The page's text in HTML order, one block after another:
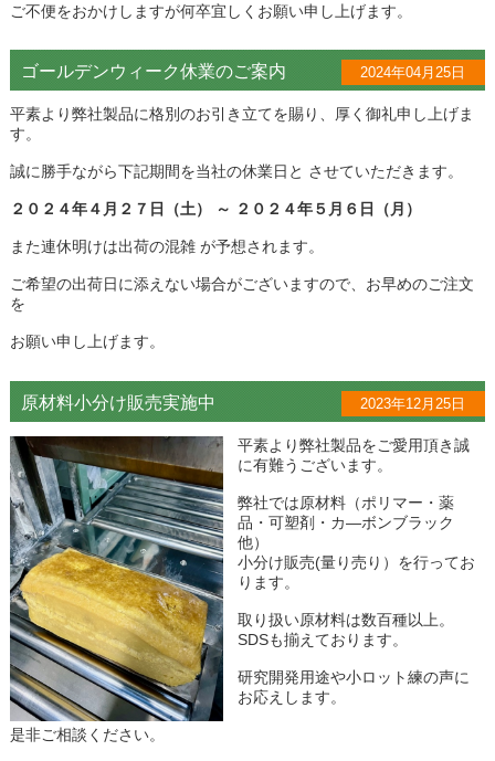
ご不便をおかけしますが何卒宜しくお願い申し上げます。
ゴールデンウィーク休業のご案内 2024年04月25日
平素より弊社製品に格別のお引き立てを賜り、厚く御礼申し上げま
す。
誠に勝手ながら下記期間を当社の休業日と させていただきます。
２０２４年４月２７日（土） ～ ２０２４年５月６日（月）
また連休明けは出荷の混雑 が予想されます。
ご希望の出荷日に添えない場合がございますので、お早めのご注文
を
お願い申し上げます。
原材料小分け販売実施中 2023年12月25日
平素より弊社製品をご愛用頂き誠
に有難うございます。
弊社では原材料（ポリマー・薬
品・可塑剤・カ―ボンブラック
他）
小分け販売(量り売り）を行ってお
ります。
取り扱い原材料は数百種以上。
SDSも揃えております。
研究開発用途や小ロット練の声に
お応えします。
是非ご相談ください。